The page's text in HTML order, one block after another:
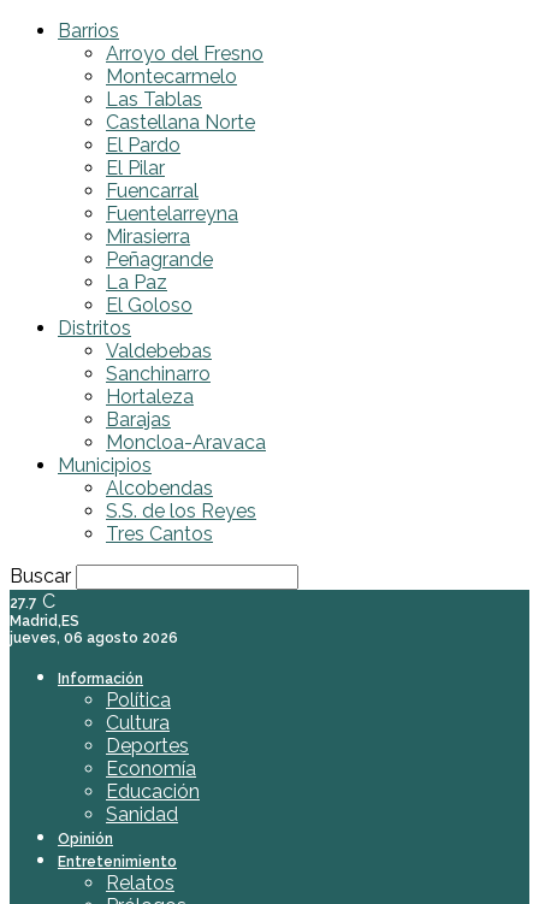
Barrios
Arroyo del Fresno
Montecarmelo
Las Tablas
Castellana Norte
El Pardo
El Pilar
Fuencarral
Fuentelarreyna
Mirasierra
Peñagrande
La Paz
El Goloso
Distritos
Valdebebas
Sanchinarro
Hortaleza
Barajas
Moncloa-Aravaca
Municipios
Alcobendas
S.S. de los Reyes
Tres Cantos
Buscar
27.7 C
Madrid,ES
jueves, 06 agosto 2026
Información
Política
Cultura
Deportes
Economía
Educación
Sanidad
Opinión
Entretenimiento
Relatos